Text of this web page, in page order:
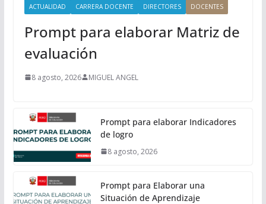
ACTUALIDAD CARRERA DOCENTE DIRECTORES DOCENTES
Prompt para elaborar Matriz de
evaluación
8 agosto, 2026 MIGUEL ANGEL
Prompt para elaborar Indicadores
de logro
8 agosto, 2026
Prompt para Elaborar una
Situación de Aprendizaje